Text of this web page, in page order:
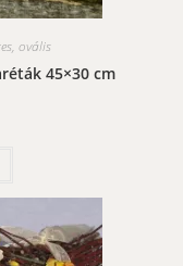
ovális
45×30 cm